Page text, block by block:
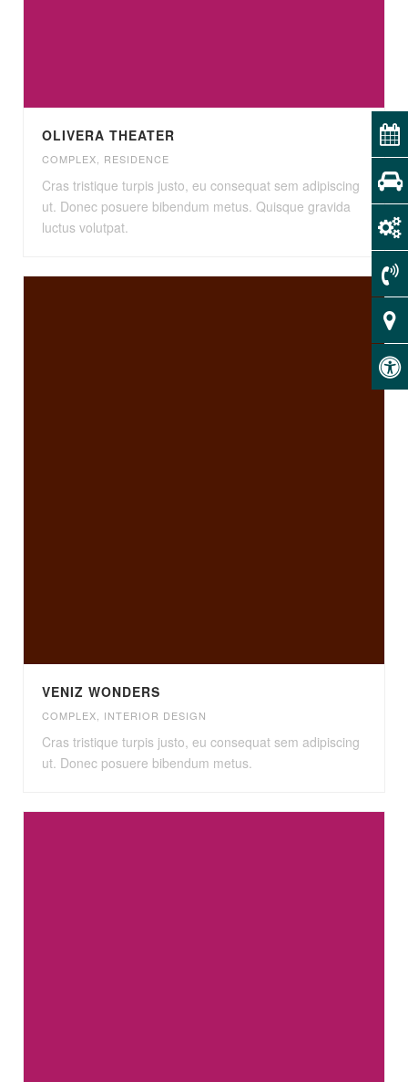
OLIVERA THEATER
COMPLEX RESIDENCE
Cras tristique turpis justo, eu consequat sem adipiscing
ut. Donec posuere bibendum metus. Quisque gravida
luctus volutpat.
VENIZ WONDERS
COMPLEX INTERIOR DESIGN
Cras tristique turpis justo, eu consequat sem adipiscing
ut. Donec posuere bibendum metus.